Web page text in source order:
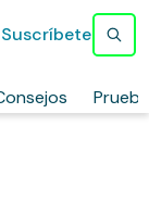
Suscríbete